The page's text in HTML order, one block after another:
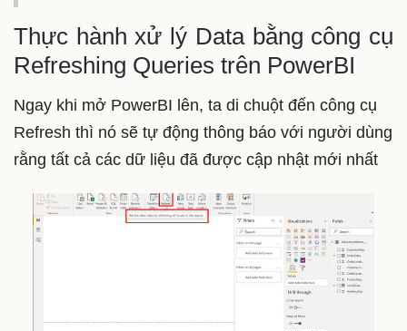
Thực hành xử lý Data bằng công cụ
Refreshing Queries trên PowerBI
Ngay khi mở PowerBI lên, ta di chuột đến công cụ
Refresh thì nó sẽ tự động thông báo với người dùng
rằng tất cả các dữ liệu đã được cập nhật mới nhất